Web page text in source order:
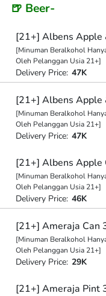
🍺 Beer-
[21+] Albens Apple
[Minuman Beralkohol
Oleh Pelanggan Usia 21+]
Delivery Price: 47K
[21+] Albens
[Minuman Beralkohol
Oleh Pelanggan Usia 21+]
Delivery Price: 47K
[21+] Albens Apple
[Minuman Beralkohol
Oleh Pelanggan Usia 21+]
Delivery Price: 46K
[21+] Ameraja Can
[Minuman Beralkohol
Oleh Pelanggan Usia 21+]
Delivery Price: 29K
[21+] Ameraja Pint